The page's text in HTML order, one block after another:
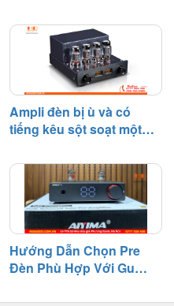
Ampli đèn bị ù và có
tiếng kêu sột soạt một
cách khắc phục
Hướng Dẫn Chọn Pre
Đèn Phù Hợp Với Gu